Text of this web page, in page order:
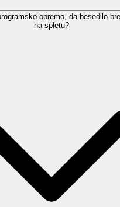
opremo, da besedilo
na spletu?